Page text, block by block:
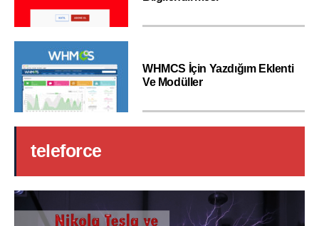
WHMCS İçin Yazdığım Eklenti
Ve Modüller
teleforce